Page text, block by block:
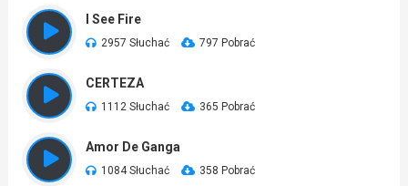
I See Fire
2957 Słuchać 797 Pobrać
CERTEZA
1112 Słuchać 365 Pobrać
Amor De Ganga
1084 Słuchać 358 Pobrać